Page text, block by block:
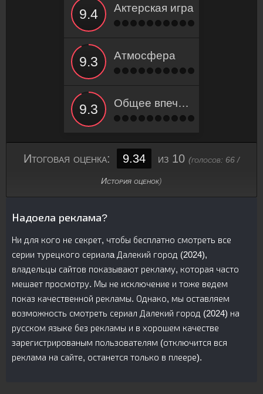
Актерская игра
Атмосфера
Общее впечатление
Итоговая оценка: 9.34 из 10 (голосов: 66 /
История оценок)
Надоела реклама?
Ни для кого не секрет, чтобы бесплатно смотреть все
серии турецкого сериалa Далекий город (2024),
владельцы сайтов показывают рекламу, которая часто
мешает просмотру. Мы не исключение и тоже ведем
показ качественной рекламы. Однако, мы оставляем
возможность смотреть сериал Далекий город (2024) на
русском языке без рекламы и в хорошем качестве
зарегистрированым пользователям (отключится вся
реклама на сайте, останется только в плеере).